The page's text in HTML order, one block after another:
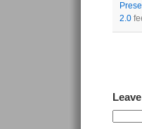
2.0